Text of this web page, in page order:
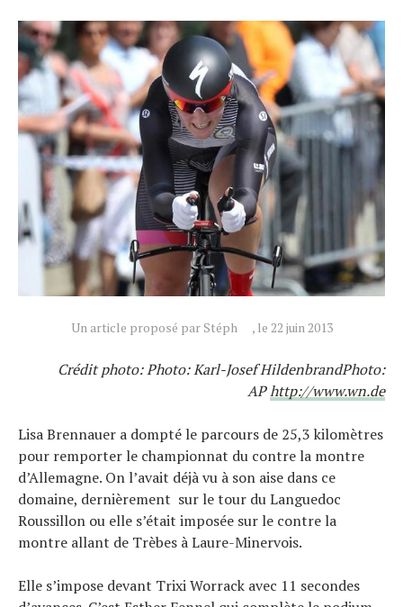
Un article proposé par Stéph , le 22 juin 2013
Crédit photo: Photo: Karl-Josef HildenbrandPhoto:
APhttp://www.wn.de
Lisa Brennauer a dompté le parcours de 25,3 kilomètres
pour remporter le championnat du contre la montre
d’Allemagne. On l’avait déjà vu à son aise dans ce
domaine, dernièrement sur le tour du Languedoc
Roussillon ou elle s’était imposée sur le contre la
montre allant de Trèbes à Laure-Minervois.
Elle s’impose devant Trixi Worrack avec 11 secondes
Actualités
Technologies
Tests de produits